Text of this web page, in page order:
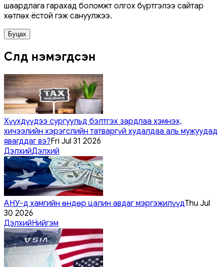
шаардлага гарахад боломжт олгох бүртгэлээ сайтар
хөтлөх ёстой гэж сануулжээ.
Буцах
Сүүлд нэмэгдсэн
Хүүхдүүдээ сургуульд бэлтгэх зардлаа хэмнэх,
хичээлийн хэрэгслийн татваргүй худалдаа аль мужуудад
явагддаг вэ?Fri Jul 31 2026
ДэлхийДэлхий
АНУ-д хамгийн өндөр цалин авдаг мэргэжилүүдThu Jul
30 2026
ДэлхийНийгэм